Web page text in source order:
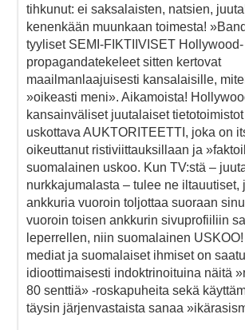
tihkunut: ei saksalaisten, natsien,
kenenkään muunkaan toimesta!
tyyliset SEMI-FIKTIIVISET Hollywood-
propagandatekeleet sitten kertovat
maailmanlaajuisesti kansalaisille,
»oikeasti meni». Aikamoista!
kansainväliset juutalaiset
uskottava AUKTORITEETTI, joka on
oikeuttanut ristiviittauksillaan ja
suomalainen uskoo. Kun TV:stä –
nurkkajumalasta – tulee ne iltauutiset,
ankkuria vuoroin toljottaa suoraan
vuoroin toisen ankkurin sivuprofiiliin
leperrellen, niin suomalainen
mediat ja suomalaiset ihmiset on
idioottimaisesti indoktrinoituina näitä
80 senttiä» -roskapuheita sekä
täysin järjenvastaista sanaa